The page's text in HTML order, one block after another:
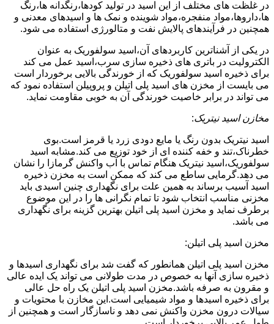
در غلظت های مختلف از این اسید در تولید کودها،رنگدانه ها،رنگ
ها،داروها،مواد منفجره،مواد شوینده و نمک ها و اسیدهای معدنی و
همچنین در فرآیندهای پالایش نفت و متالورژی استفاده می شود.
در یکی از آشناترین کاربردهای آن،اسید سولفوریک به عنوان
الکترولیت در باتری های ذخیره سازی سرب،اسید عمل می کند
برای ذخیره اسید سولفوریک که از خورندگی بالایی برخوردار است
می بایست از مخزن های اسید پلی اتیلن و پروپیلن استفاده نمود که
می تواند در برابر خاصیت خورندگی آن به خوبی مقاومت نماید.
مخازن اسید نیتریک:
اسید نیتریک بدون رنگ یا مایع دودی زرد یا قرمز است.بوی
خطرناک،تند و خفه کننده ای از خود توزیع می کند.مشابه اسید
سولفوریک،اسید نیتریک هنگام تماس با آب واکنش گرمازا را نشان
می دهد.گرمایی ساطع می کند که ممکن است به مخزن ذخیره
اسید آسیب برساند به همین علت برای نگهداری چنین اسیدی باید
مخزنی مناسب انتخاب شود تا تمام نگرانی ها را در این موضوع
برطرف نماید و مخزن اسید پلی اتیلن بهترین گزینه برای نگهداری
می باشد.
مخزن اسید پلی اتیلن:
مخزن اسید پلی اتیلن همانطور که گفت شد برای نگهداری اسیدها و
ذخیره سازی آنها به خصوص در مدت طولانی می تواند یک ایده عالی
و مقرون به صرفه باشد.مخزن اسید پلی اتیلن یک راه حل عالی
برای ذخیره اسیدها و مواد شیمیایی است.این مخازن با محتویات و
سیالات درون مخزن واکنش نمی دهد و ناسازگار است و همچنین از